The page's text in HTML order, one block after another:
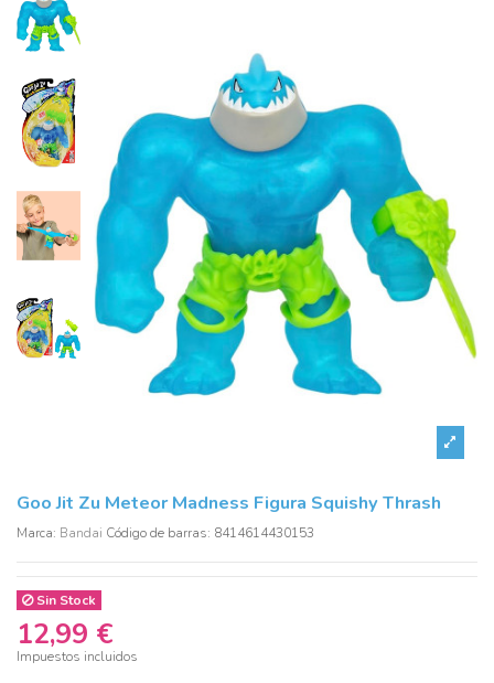
Goo Jit Zu Meteor Madness Figura Squishy Thrash
Marca: Bandai Código de barras: 8414614430153
Sin Stock
12,99 €
Impuestos incluidos